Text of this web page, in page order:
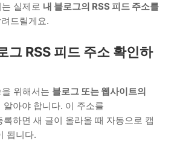
실제로 내 블로그의 RSS 피드 주소를
드릴게요.
그 RSS 피드 주소 확인하
위해서는 블로그 또는 웹사이트의
알아야 합니다. 이 주소를
하면 새 글이 올라올 때 자동으로 캡
됩니다.